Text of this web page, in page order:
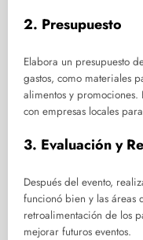
2. Presupuesto
Elabora un presupuesto
gastos, como materiales
alimentos y
con empresas locales
3. Evaluación y
Después del evento,
funcionó bien y las áreas
retroalimentación de los
mejorar futuros eventos.